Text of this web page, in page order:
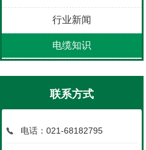
行业新闻
电缆知识
联系方式
电话：021-68182795